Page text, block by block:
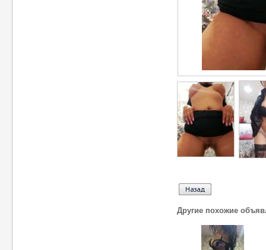
Другие похожие